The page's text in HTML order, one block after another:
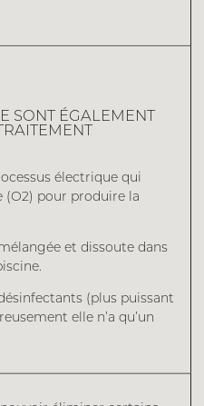
SONT ÉGALEMENT
électrique qui
(O2) pour produire la
et dissoute dans
(plus puissant
elle n’a qu’un